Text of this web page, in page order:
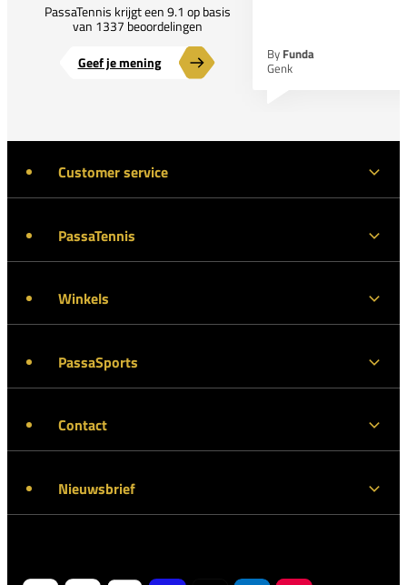
PassaTennis krijgt een 9.1 op basis
van 1337 beoordelingen
Geef je mening
By Funda
Genk
Customer service
PassaTennis
Winkels
PassaSports
Contact
Nieuwsbrief